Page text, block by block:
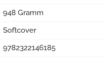
948 Gramm
Softcover
9782322146185